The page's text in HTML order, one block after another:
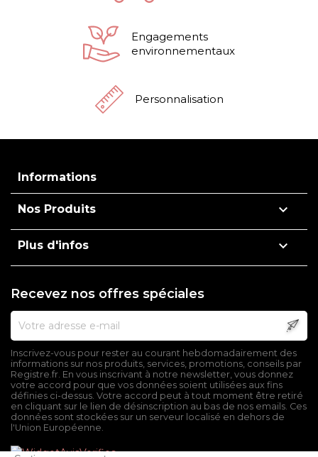
Engagements
environnementaux
Personnalisation
Informations
Nos Produits 
Plus d'infos 
Recevez nos offres spéciales
Inscrivez-vous pour rester au courant hebdomadairement des
informations sur nos produits, services, promotions, conseils par
Registre.fr. En vous inscrivant à notre newsletter, vous donnez
votre accord pour que vos données soient utilisées aux fins
définies ci-dessus. Votre accord peut à tout moment être retiré
en cliquant sur le lien de désinscription au bas de nos emails. Ces
données sont stockées sur un serveur localisé en dehors de
l'Union Européenne.